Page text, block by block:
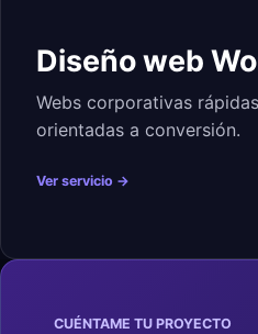
Diseño web
Webs corporativas
orientadas a conversión.
Ver servicio →
CUÉNTAME TU PROYECTO